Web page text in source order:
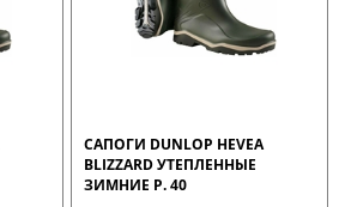
САПОГИ DUNLOP HEVEA
BLIZZARD УТЕПЛЕННЫЕ
ЗИМНИЕ Р. 40